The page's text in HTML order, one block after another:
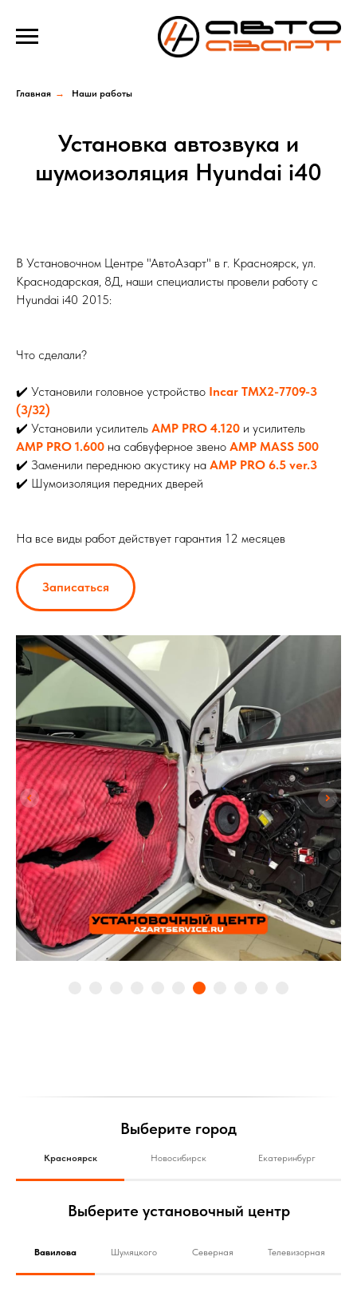
Главная → Наши работы
Установка автозвука и
шумоизоляция Hyundai i40
В Установочном Центре "АвтоАзарт" в г. Красноярск, ул.
Краснодарская, 8Д, наши специалисты провели работу с
Hyundai i40 2015:
Что сделали?
✔️ Установили головное устройство Incar TMX2-7709-3
(3/32)
✔️ Установили усилитель AMP PRO 4.120 и усилитель
AMP PRO 1.600 на сабвуферное звено AMP MASS 500
✔️ Заменили переднюю акустику на AMP PRO 6.5 ver.3
✔️ Шумоизоляция передних дверей
На все виды работ действует гарантия 12 месяцев
Записаться
Выберите город
Красноярск Новосибирск Екатеринбург
Выберите установочный центр
Вавилова Шумяцкого Северная Телевизорная